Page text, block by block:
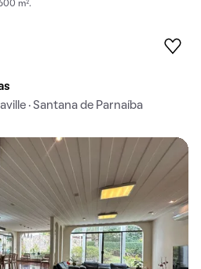
m².
· Santana de Parnaíba